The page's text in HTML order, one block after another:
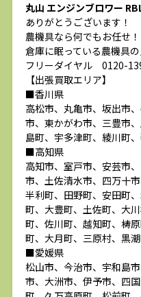
丸山 エンジンブロワー
ありがとうございます！
農機具なら何でもお任せ！
倉庫に眠っている農機具
フリーダイヤル 0120-
【出張買取エリア】
■香川県
高松市、丸亀市、坂出市
市、東かがわ市、三豊市
島町、宇多津町、綾川町
■高知県
高知市、室戸市、安芸市
市、土佐清水市、四万十
半利町、田野町、安田町
町、大豊町、土佐町、大
町、佐川町、越知町、梼
町、大月町、三原村、黒
■愛媛県
松山市、今治市、宇和島
市、大洲市、伊予市、四